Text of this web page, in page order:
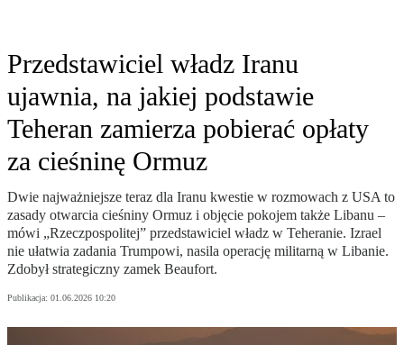
Przedstawiciel władz Iranu
ujawnia, na jakiej podstawie
Teheran zamierza pobierać opłaty
za cieśninę Ormuz
Dwie najważniejsze teraz dla Iranu kwestie w rozmowach z USA to
zasady otwarcia cieśniny Ormuz i objęcie pokojem także Libanu –
mówi „Rzeczpospolitej” przedstawiciel władz w Teheranie. Izrael
nie ułatwia zadania Trumpowi, nasila operację militarną w Libanie.
Zdobył strategiczny zamek Beaufort.
Publikacja: 01.06.2026 10:20